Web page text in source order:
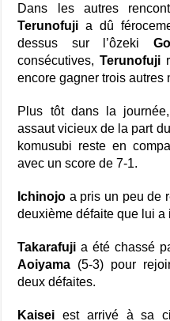
Dans les autres
Terunofuji a dû
dessus sur l’ôzeki
consécutives,Terunofuji
encore gagner trois autres
Plus tôt dans la journée,
assaut vicieux de la part
komusubi reste en
avec un score de 7-1.
Ichinojo a pris un peu de
deuxième défaite que lui
Takarafuji a été chassé
Aoiyama (5-3) pour
deux défaites.
Kaisei est arrivé à sa